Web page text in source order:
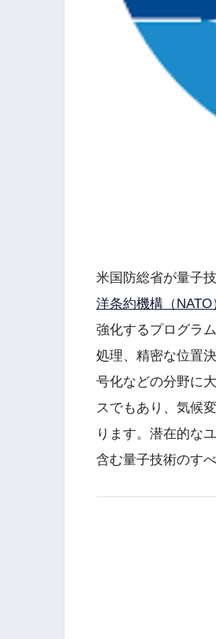
米国防総省が量子
洋条約機構（NATO
強化するプログラ
処理、精密な位置
号化などの分野に
スでもあり、気候
ります。潜在的な
含む量子技術のす